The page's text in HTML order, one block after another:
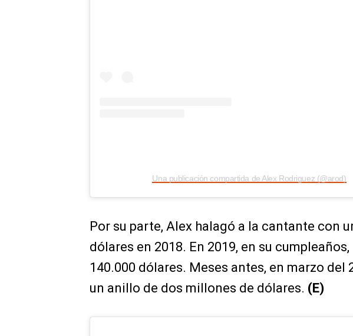
Una publicación compartida de Alex Rodriguez (@arod)
Por su parte, Alex halagó a la cantante con
dólares en 2018. En 2019, en su
140.000 dólares. Meses antes, en marzo
un anillo de dos millones de dólares. (E)